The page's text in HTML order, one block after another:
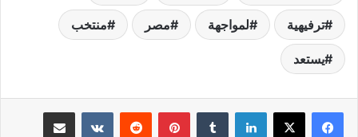
ترفيهية لمواجهة مصر منتخب
يستعد
لينكدإن بينتيريست مشاركة عبر البريد